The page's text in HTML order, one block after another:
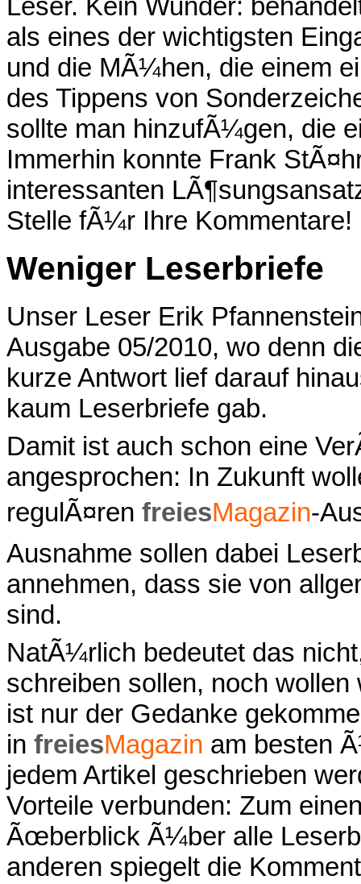
als eines der wichtigsten
und die MÃ¼hen, die einem
des Tippens von
sollte man hinzufÃ¼gen, die
Immerhin konnte Frank
interessanten
Stelle fÃ¼r Ihre Kommentare!
Weniger Leserbriefe
Unser Leser Erik
Ausgabe 05/2010, wo denn
kurze Antwort lief darauf
kaum Leserbriefe gab.
Damit ist auch schon eine
angesprochen: In Zukunft
regulÃ¤ren freiesMagazin-
Ausnahme sollen dabei
annehmen, dass sie von
sind.
NatÃ¼rlich bedeutet das
schreiben sollen, noch
ist nur der Gedanke
in freiesMagazin am besten
jedem Artikel geschrieben
Vorteile verbunden: Zum
Ãœberblick Ã¼ber alle
anderen spiegelt die